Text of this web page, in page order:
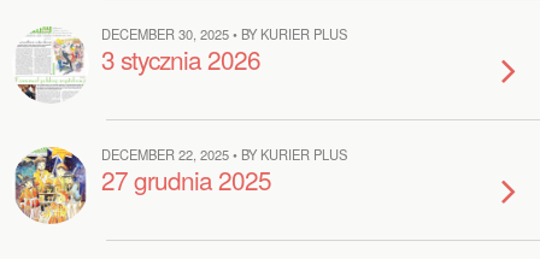
DECEMBER 30, 2025 • BY KURIER PLUS
3 stycznia 2026
DECEMBER 22, 2025 • BY KURIER PLUS
27 grudnia 2025